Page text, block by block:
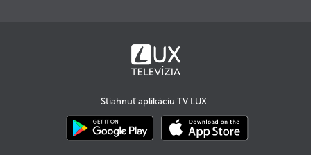
Stiahnuť aplikáciu TV LUX